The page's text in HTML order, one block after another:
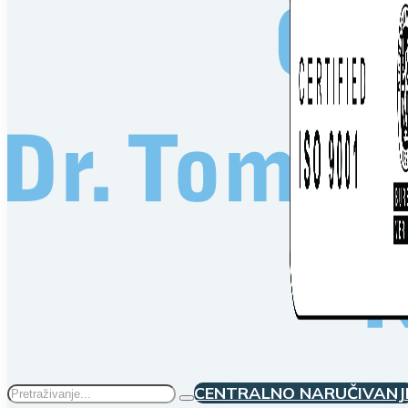
Traži CENTRALNO